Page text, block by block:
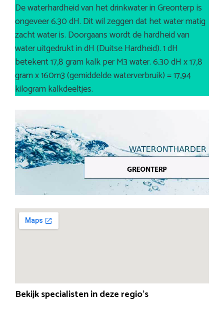
De waterhardheid van het drinkwater in Greonterp is
ongeveer 6.30 dH. Dit wil zeggen dat het water matig
zacht water is. Doorgaans wordt de hardheid van
water uitgedrukt in dH (Duitse Hardheid). 1 dH
betekent 17,8 gram kalk per M3 water. 6.30 dH x 17,8
gram x 160m3 (gemiddelde waterverbruik) = 17,94
kilogram kalkdeeltjes.
Bekijk specialisten in deze regio’s